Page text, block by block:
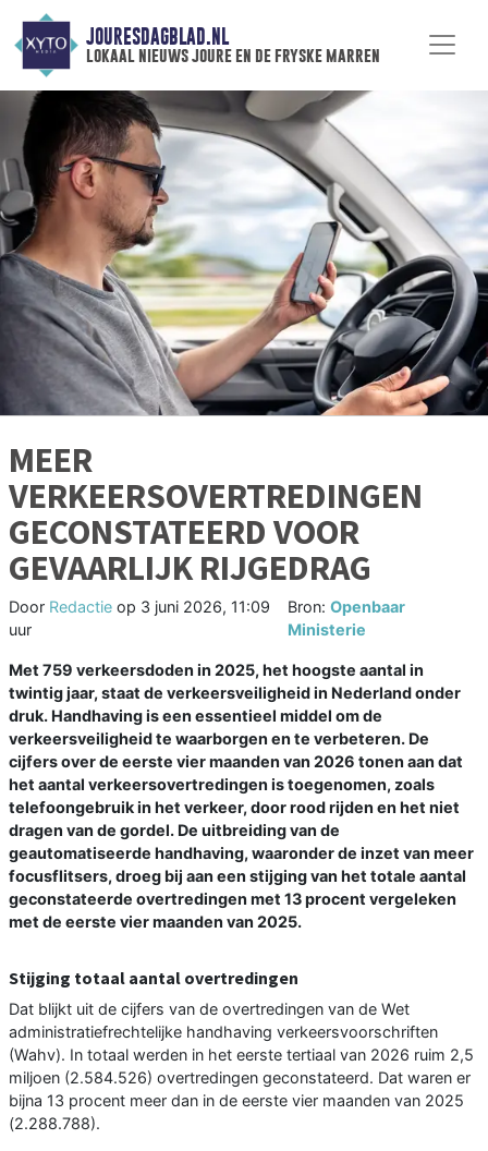
JOURESDAGBLAD.NL
lokaal nieuws joure en de fryske marren
MEER
VERKEERSOVERTREDINGEN
GECONSTATEERD VOOR
GEVAARLIJK RIJGEDRAG
Door Redactie op 3 juni 2026, 11:09
uur
Bron: Openbaar
Ministerie
Met 759 verkeersdoden in 2025, het hoogste aantal in
twintig jaar, staat de verkeersveiligheid in Nederland onder
druk. Handhaving is een essentieel middel om de
verkeersveiligheid te waarborgen en te verbeteren. De
cijfers over de eerste vier maanden van 2026 tonen aan dat
het aantal verkeersovertredingen is toegenomen, zoals
telefoongebruik in het verkeer, door rood rijden en het niet
dragen van de gordel. De uitbreiding van de
geautomatiseerde handhaving, waaronder de inzet van meer
focusflitsers, droeg bij aan een stijging van het totale aantal
geconstateerde overtredingen met 13 procent vergeleken
met de eerste vier maanden van 2025.
Stijging totaal aantal overtredingen
Dat blijkt uit de cijfers van de overtredingen van de Wet
administratiefrechtelijke handhaving verkeersvoorschriften
(Wahv). In totaal werden in het eerste tertiaal van 2026 ruim 2,5
miljoen (2.584.526) overtredingen geconstateerd. Dat waren er
bijna 13 procent meer dan in de eerste vier maanden van 2025
(2.288.788).